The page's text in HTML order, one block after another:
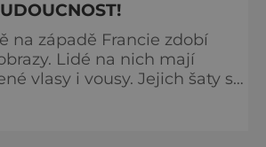
na západě Francie zdobí
Lidé na nich mají
vlasy i vousy. Jejich šaty se
Jak je to možné?